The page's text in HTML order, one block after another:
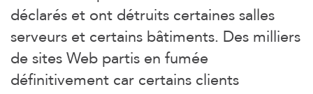
déclarés et ont détruits certaines salles
serveurs et certains bâtiments. Des milliers
de sites Web partis en fumée
définitivement car certains clients